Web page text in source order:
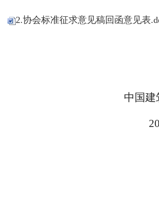
2.协会标准征求意见稿回函意见表
中国建